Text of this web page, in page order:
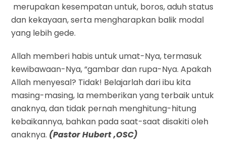
merupakan kesempatan untuk, boros, aduh status
dan kekayaan, serta mengharapkan balik modal
yang lebih gede.
Allah memberi habis untuk umat-Nya, termasuk
kewibawaan-Nya, “gambar dan rupa-Nya. Apakah
Allah menyesal? Tidak! Belajarlah dari ibu kita
masing-masing, Ia memberikan yang terbaik untuk
anaknya, dan tidak pernah menghitung-hitung
kebaikannya, bahkan pada saat-saat disakiti oleh
anaknya. (PastorHubert,OSC)